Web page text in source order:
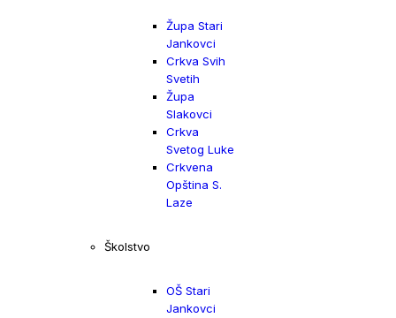
Župa Stari
Jankovci
Crkva Svih
Svetih
Župa
Slakovci
Crkva
Svetog Luke
Crkvena
Opština S.
Laze
Školstvo
OŠ Stari
Jankovci